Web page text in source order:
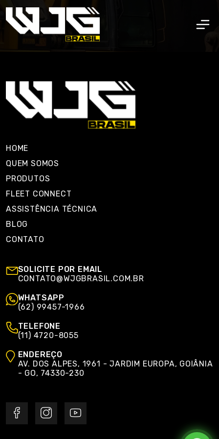
HOME
QUEM SOMOS
PRODUTOS
FLEET CONNECT
ASSISTÊNCIA TÉCNICA
BLOG
CONTATO
SOLICITE POR EMAIL
CONTATO@WJGBRASIL.COM.BR
WHATSAPP
(62) 99457-1966
TELEFONE
(11) 4720-8055
ENDEREÇO
AV. DOS ALPES, 1961 - JARDIM EUROPA, GOIÂNIA
- GO, 74330-230